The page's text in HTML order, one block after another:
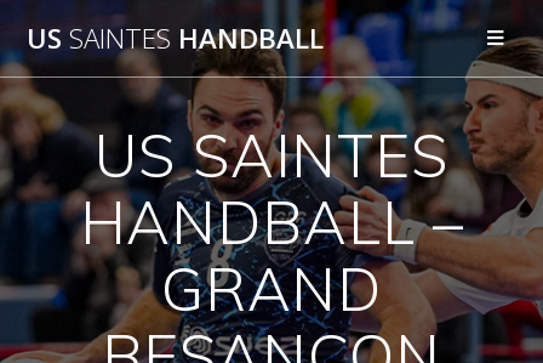
Passer
au
contenu
US SAINTES HANDBALL
US SAINTES
HANDBALL –
GRAND